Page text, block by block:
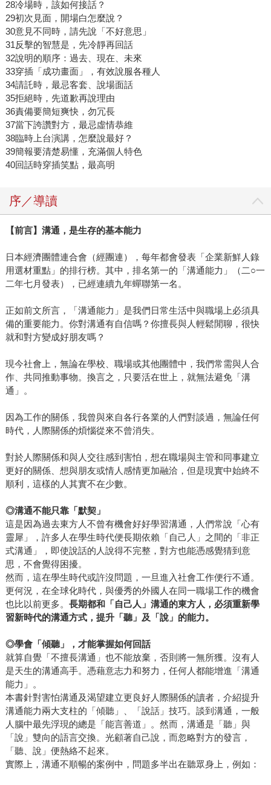
28冷場時，該如何接話？
29初次見面，開場白怎麼說？
30意見不同時，請先說「不好意思」
31反擊的智慧是，先冷靜再回話
32說明的順序：過去、現在、未來
33穿插「成功畫面」，有效說服各種人
34請託時，最忌客套、說場面話
35拒絕時，先道歉再說理由
36責備要簡短爽快，勿冗長
37當下誇讚對方，最忌虛情恭維
38臨時上台演講，怎麼說最好？
39簡報要清楚易懂，充滿個人特色
40回話時穿插笑點，最高明
序／導讀
【前言】 溝通，是生存的基本能力
日本經濟團體連合會（經團連），每年都會發表「企業新鮮人錄
用選材重點」的排行榜。其中，排名第一的「溝通能力」（二○一
二年七月發表），已經連續九年蟬聯第一名。
正如前文所言，「溝通能力」是我們日常生活中與職場上必須具
備的重要能力。你對溝通有自信嗎？你擅長與人輕鬆閒聊，很快
就和對方變成好朋友嗎？
現今社會上，無論在學校、職場或其他團體中，我們常需與人合
作、共同推動事物。換言之，只要活在世上，就無法避免「溝
通」。
因為工作的關係，我曾與來自各行各業的人們對談過，無論任何
時代，人際關係的煩惱從來不曾消失。
對於人際關係和與人交往感到害怕，想在職場與主管和同事建立
更好的關係、想與朋友或情人感情更加融洽，但是現實中始終不
順利，這樣的人其實不在少數。
◎溝通不能只靠「默契」
這是因為過去東方人不曾有機會好好學習溝通，人們常說「心有
靈犀」，許多人在學生時代便長期依賴「自己人」之間的「非正
式溝通」，即使說話的人說得不完整，對方也能憑感覺猜到意
思，不會覺得困擾。
然而，這在學生時代或許沒問題，一旦進入社會工作便行不通。
更何況，在全球化時代，與優秀的外國人在同一職場工作的機會
也比以前更多。 長期都和「自己人」溝通的東方人，必須重新學
習新時代的溝通方式，提升「聽」及「說」的能力。
◎學會「傾聽」，才能掌握如何回話
就算自覺「不擅長溝通」也不能放棄，否則將一無所獲。沒有人
是天生的溝通高手。憑藉意志力和努力，任何人都能增進「溝通
能力」。
本書針對害怕溝通及渴望建立更良好人際關係的讀者，介紹提升
溝通能力兩大支柱的「傾聽」、「說話」技巧。談到溝通，一般
人腦中最先浮現的總是「能言善道」。然而，溝通是「聽」與
「說」雙向的語言交換。光顧著自己說，而忽略對方的發言，
「聽、說」便熱絡不起來。
實際上，溝通不順暢的案例中，問題多半出在聽眾身上，例如：